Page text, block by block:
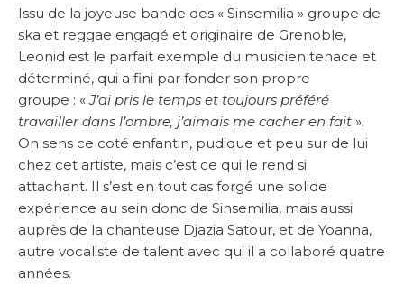
Issu de la joyeuse bande des « Sinsemilia » groupe de
ska et reggae engagé et originaire de Grenoble,
Leonid est le parfait exemple du musicien tenace et
déterminé, qui a fini par fonder son propre
groupe : «J’ai pris le temps et toujours préféré
travailler dans l’ombre, j’aimais me cacher en fait ».
On sens ce coté enfantin, pudique et peu sur de lui
chez cet artiste, mais c’est ce qui le rend si
attachant. Il s’est en tout cas forgé une solide
expérience au sein donc de Sinsemilia, mais aussi
auprès de la chanteuse Djazia Satour, et de Yoanna,
autre vocaliste de talent avec qui il a collaboré quatre
années.